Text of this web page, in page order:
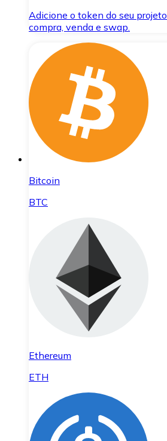
Adicione o token do seu
compra, venda e swap.
Bitcoin
BTC
Ethereum
ETH